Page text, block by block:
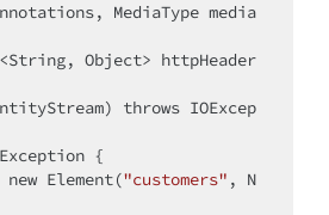
MediaType media
Object> httpHeader
throws IOExcep
{
new Element("customers" , N